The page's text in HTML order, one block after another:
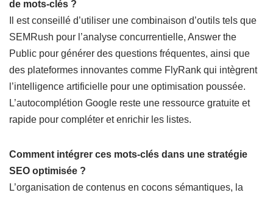
de mots-clés ?
Il est conseillé d’utiliser une combinaison d’outils tels que
SEMRush pour l’analyse concurrentielle, Answer the
Public pour générer des questions fréquentes, ainsi que
des plateformes innovantes comme FlyRank qui intègrent
l’intelligence artificielle pour une optimisation poussée.
L’autocomplétion Google reste une ressource gratuite et
rapide pour compléter et enrichir les listes.
Comment intégrer ces mots-clés dans une stratégie
SEO optimisée ?
L’organisation de contenus en cocons sémantiques, la